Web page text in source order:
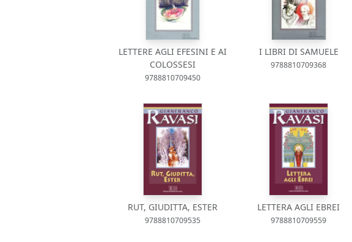
LETTERE AGLI EFESINI E AI
COLOSSESI
9788810709450
I LIBRI DI SAMUELE
9788810709368
RUT, GIUDITTA, ESTER
9788810709535
LETTERA AGLI EBREI
9788810709559